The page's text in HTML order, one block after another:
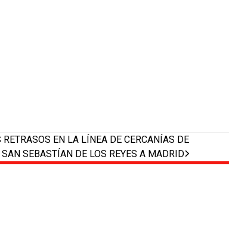
EN LA LÍNEA DE CERCANÍAS DE
SEBASTÍAN DE LOS REYES A MADRID